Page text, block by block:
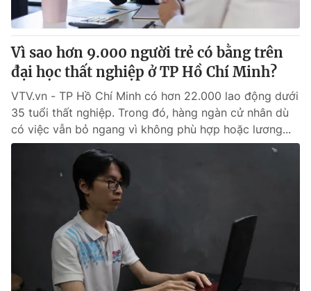
VTV4 Vươn mình bằng AI
VTV9 VTV8
Liên hệ tòa soạn English
THỜI BÁO VTV
Theo dõi báo trên
Cơ quan chủ quản:Đài Truyền hình Việt Nam
Cơ quan báo chí:
Thời báo VTV
Vì sao hơn 9.000 người trẻ có bằng trên
đại học thất nghiệp ở TP Hồ Chí Minh?
VTV.vn - TP Hồ Chí Minh có hơn 22.000 lao động dưới
35 tuổi thất nghiệp. Trong đó, hàng ngàn cử nhân dù
có việc vẫn bỏ ngang vì không phù hợp hoặc lương...